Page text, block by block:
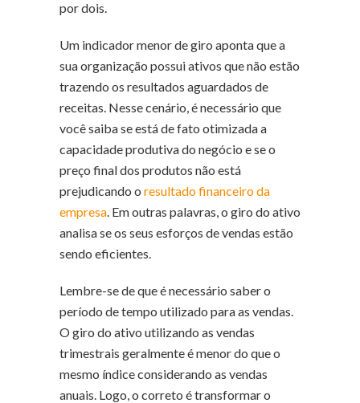
por dois.
Um indicador menor de giro aponta que a
sua organização possui ativos que não estão
trazendo os resultados aguardados de
receitas. Nesse cenário, é necessário que
você saiba se está de fato otimizada a
capacidade produtiva do negócio e se o
preço final dos produtos não está
prejudicando o resultado financeiro da
empresa . Em outras palavras, o giro do ativo
analisa se os seus esforços de vendas estão
sendo eficientes.
Lembre-se de que é necessário saber o
período de tempo utilizado para as vendas.
O giro do ativo utilizando as vendas
trimestrais geralmente é menor do que o
mesmo índice considerando as vendas
anuais. Logo, o correto é transformar o